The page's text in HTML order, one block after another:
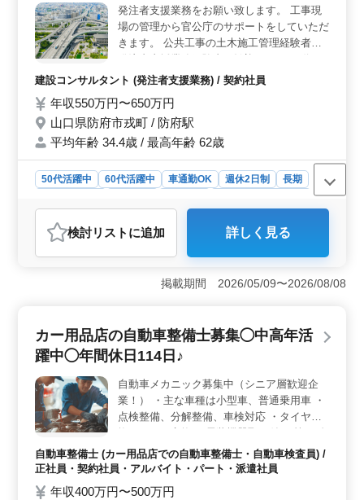
働きやすい環境が整っています。 介護業務や、利用者
やその家族との深いコミュニケーションを通じて、充実
感のある仕事ができます。
発注者支援業務をお願い致します。 工事現
場の管理から官公庁のサポートをしていただ
きます。 公共工事の土木施工管理経験者、
活躍中。ぜひご応募ください。 ・発注者と
確認をする管理業務 ・請負工事の履行に必
要となる資料作成 ・施工状況の照会及び確
認 ・工事検査等への臨場 ・設計図書と工事
建設コンサルタント (発注者支援業務) / 契約社員
年収550万円〜650万円
山口県防府市戎町 / 防府駅
平均年齢 34.4歳 / 最高年齢 62歳
50代活躍中 60代活躍中 車通勤OK 週休2日制
長期
おすすめポイント
＜仕事内容＞ 山口県防府市戎町での建設コンサルタン
ト業務では、発注者支援業務を担当します。具体的な業
務内容には、工事現場の管理や官公庁のサポート、工事
発注業務、協力会社への指示確認、資料作成、施工状況
週休2日制が適用されており、土日祝日はしっかりと休息
を取ることができます。また、GW休暇や夏季休暇、年末
年始などの長期休暇も取得でき、ワークライフバランス
を重視しています。 ＜中高年活躍中＞ 50代や60代
の技術者も活躍しており、経験豊富な方々が安定した職
場環境で活躍しています。新たな挑戦を歓迎し、キャリ
アのさらなる発展を支援する風土があります。また宿舎
の用意もされており、遠方からの応募者も歓迎されてい
ます。
検討リスト に追加 詳しく見る
掲載期間 2026/05/09〜2026/08/08
カー用品店の自動車整備士募集◯中高年活
躍中◯年間休日114日♪
自動車メカニック募集中（シニア層歓迎企
業！） ・主な車種は小型車、普通乗用車 ・
点検整備、分解整備、車検対応 ・タイヤ交
動車整備経験者募集中！ ☆40、50代の方も
現在働いております！ ☆今までの経験を活
自動車整備士 (カー用品店での自動車整備士・自動車検査員) /
正社員・契約社員・アルバイト・パート・派遣社員
年収400万円〜500万円